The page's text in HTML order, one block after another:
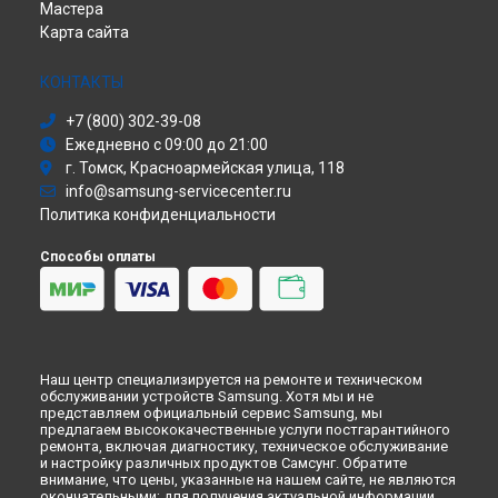
Ремонт принтера SF-5100P Samsung в
Сабвуфер
Холодильник
Моноблок
Атс
Смарт-часы
Варочная панель
Посудомоечная машина
Морозильная камера
Кондиционер
Духовой шкаф
Вытяжка
Мастера
Карта сайта
КОНТАКТЫ
+7 (800) 302-39-08
Ежедневно с 09:00 до 21:00
г. Томск, Красноармейская улица, 118
info@samsung-servicecenter.ru
Политика конфиденциальности
Способы оплаты
Наш центр специализируется на ремонте и техническом
обслуживании устройств Samsung. Хотя мы и не
представляем официальный сервис Samsung, мы
предлагаем высококачественные услуги постгарантийного
ремонта, включая диагностику, техническое обслуживание
и настройку различных продуктов Самсунг. Обратите
внимание, что цены, указанные на нашем сайте, не являются